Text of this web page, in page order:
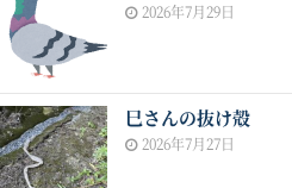
2026年7月29日
巳さんの抜け殻
2026年7月27日